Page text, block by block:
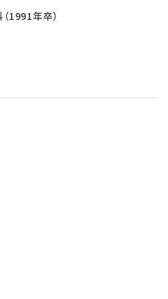
1991年卒）